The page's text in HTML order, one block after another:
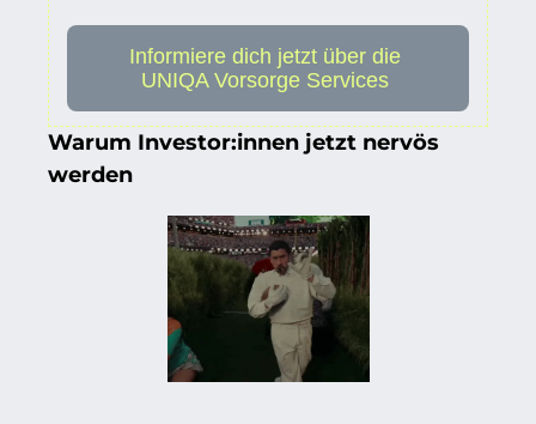
Informiere dich jetzt über die
UNIQA Vorsorge Services
Warum Investor:innen jetzt nervös
werden